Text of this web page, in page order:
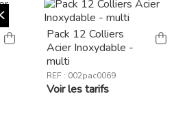
Pack 12 Colliers
Acier Inoxydable -
multi
REF : 002pac0069
Voir les tarifs